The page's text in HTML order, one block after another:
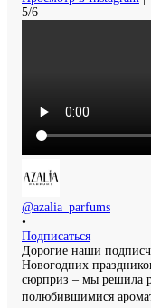
5/6
@azalia_parfums
•
Подписаться
Дорогие наши
Новогодних
сюрприз – мы решила
полюбившимися